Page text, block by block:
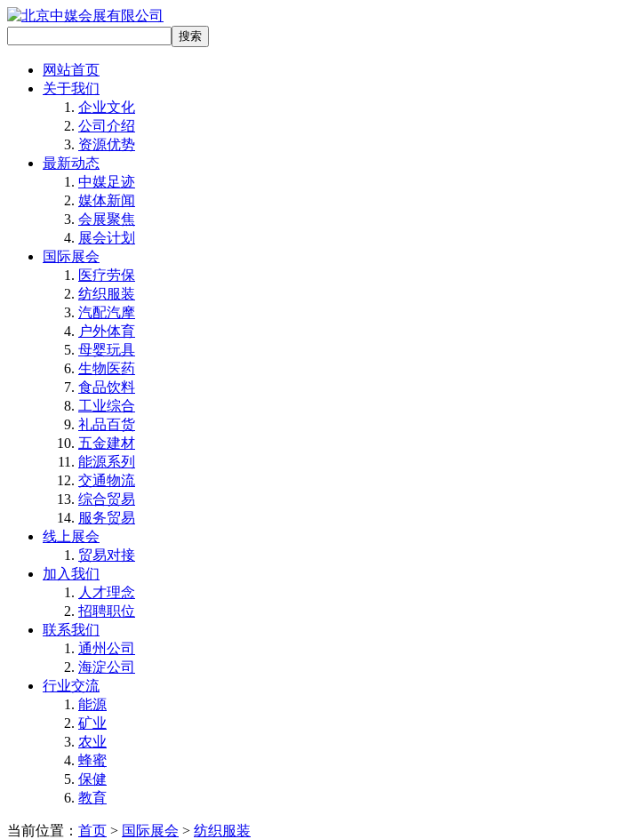
网站首页
关于我们
企业文化
公司介绍
资源优势
最新动态
中媒足迹
媒体新闻
会展聚焦
展会计划
国际展会
医疗劳保
纺织服装
汽配汽摩
户外体育
母婴玩具
生物医药
食品饮料
工业综合
礼品百货
五金建材
能源系列
交通物流
综合贸易
服务贸易
线上展会
贸易对接
加入我们
人才理念
招聘职位
联系我们
通州公司
海淀公司
行业交流
能源
矿业
农业
蜂蜜
保健
教育
当前位置： 首页 > 国际展会 > 纺织服装